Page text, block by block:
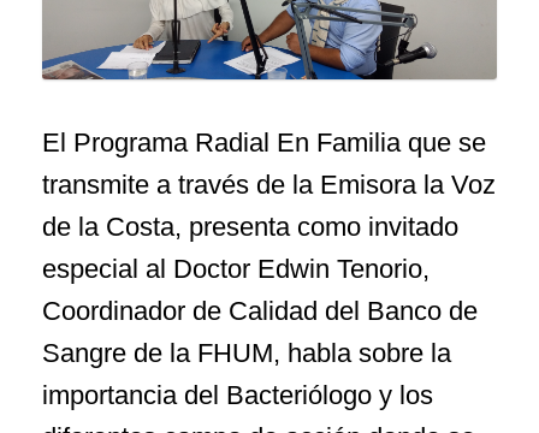
El Programa Radial En Familia que se
transmite a través de la Emisora la Voz
de la Costa, presenta como invitado
especial al Doctor Edwin Tenorio,
Coordinador de Calidad del Banco de
Sangre de la FHUM, habla sobre la
importancia del Bacteriólogo y los